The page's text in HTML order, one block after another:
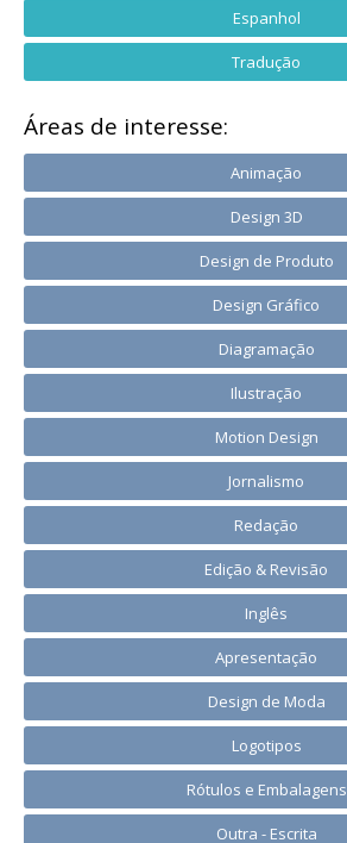
Espanhol
Tradução
Áreas de interesse:
Animação
Design 3D
Design de Produto
Design Gráfico
Diagramação
Ilustração
Motion Design
Jornalismo
Redação
Edição & Revisão
Inglês
Apresentação
Design de Moda
Logotipos
Rótulos e Embalagens
Outra - Escrita